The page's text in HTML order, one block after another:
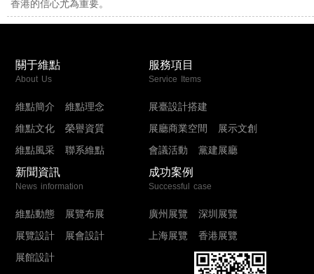
香港的信心尤為重要。
關于維點
About Us
維點簡介 維點理念
維點文化 榮譽資質
維點風采 聯系維點
服務項目
Service Items
展臺設計搭建
展廳商業空間 展示文創
會議活動 黨建展廳
新聞資訊
News information
維點動態 展覽布展
展覽設計 展會設計
展館設計
成功案例
Successful case
廣州展覽 深圳展覽
上海展覽 香港展覽